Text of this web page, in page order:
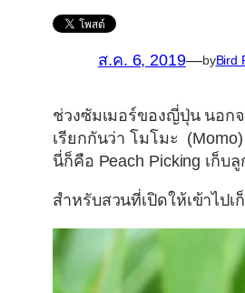
ส.ค. 6, 2019—byBird
ช่วงซัมเมอร์ของญี่ปุ่น นอก
เรียกกันว่า โมโมะ (Momo)
นี่ก็คือ Peach Picking เก็บลู
สำหรับสวนที่เปิดให้เข้าไป